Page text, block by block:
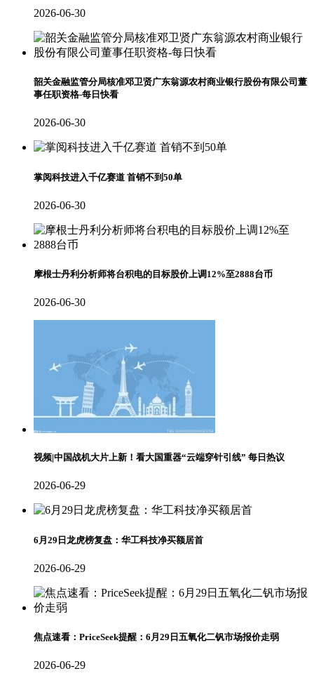
2026-06-30
韶关金融监管分局核准邓卫贤广东翁源农村商业银行股份有限公司董
事任职资格-每日快看
2026-06-30
掌阅科技进入千亿赛道 首销不到50单
2026-06-30
摩根士丹利分析师将台积电的目标股价上调12%至2888台币
2026-06-30
视频|中国战机大片上新！看大国重器“云端穿针引线” 每日热议
2026-06-29
6月29日龙虎榜复盘：华工科技净买额居首
2026-06-29
焦点速看：PriceSeek提醒：6月29日五氧化二钒市场报价走弱
2026-06-29